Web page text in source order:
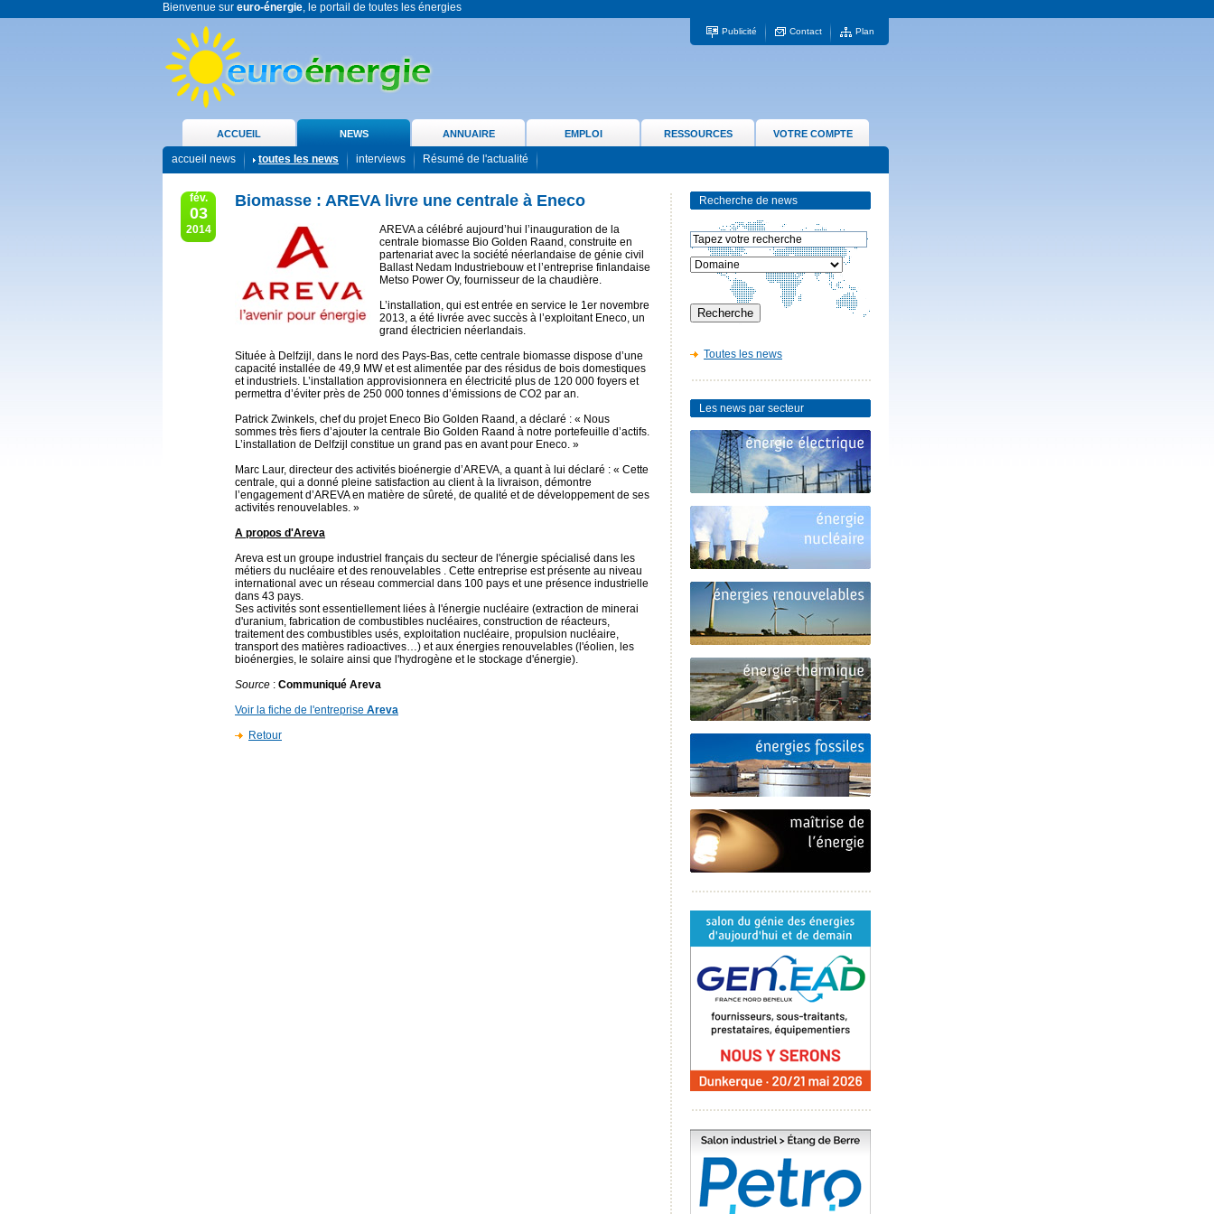
Bienvenue sur euro-énergie, le portail de toutes les énergies
Publicité Contact Plan
ACCUEIL NEWS ANNUAIRE EMPLOI RESSOURCES VOTRE COMPTE
accueil news toutes les news interviews Résumé de l'actualité
fév.
03
2014
Biomasse : AREVA livre une centrale à Eneco
AREVA a célébré aujourd’hui l’inauguration de la
centrale biomasse Bio Golden Raand, construite en
partenariat avec la société néerlandaise de génie civil
Ballast Nedam Industriebouw et l’entreprise finlandaise
Metso Power Oy, fournisseur de la chaudière.
L’installation, qui est entrée en service le 1er novembre
2013, a été livrée avec succès à l’exploitant Eneco, un
grand électricien néerlandais.
Située à Delfzijl, dans le nord des Pays-Bas, cette centrale biomasse dispose d’une
capacité installée de 49,9 MW et est alimentée par des résidus de bois domestiques
et industriels. L’installation approvisionnera en électricité plus de 120 000 foyers et
permettra d’éviter près de 250 000 tonnes d’émissions de CO2 par an.
Patrick Zwinkels, chef du projet Eneco Bio Golden Raand, a déclaré : « Nous
sommes très fiers d’ajouter la centrale Bio Golden Raand à notre portefeuille d’actifs.
L’installation de Delfzijl constitue un grand pas en avant pour Eneco. »
Marc Laur, directeur des activités bioénergie d’AREVA, a quant à lui déclaré : « Cette
centrale, qui a donné pleine satisfaction au client à la livraison, démontre
l’engagement d’AREVA en matière de sûreté, de qualité et de développement de ses
activités renouvelables. »
A propos d'Areva
Areva est un groupe industriel français du secteur de l'énergie spécialisé dans les
métiers du nucléaire et des renouvelables . Cette entreprise est présente au niveau
international avec un réseau commercial dans 100 pays et une présence industrielle
dans 43 pays.
Ses activités sont essentiellement liées à l'énergie nucléaire (extraction de minerai
d'uranium, fabrication de combustibles nucléaires, construction de réacteurs,
traitement des combustibles usés, exploitation nucléaire, propulsion nucléaire,
transport des matières radioactives…) et aux énergies renouvelables (l'éolien, les
bioénergies, le solaire ainsi que l'hydrogène et le stockage d'énergie).
Source : Communiqué Areva
Voir la fiche de l'entreprise Areva
Retour
Recherche de news
Toutes les news
Les news par secteur